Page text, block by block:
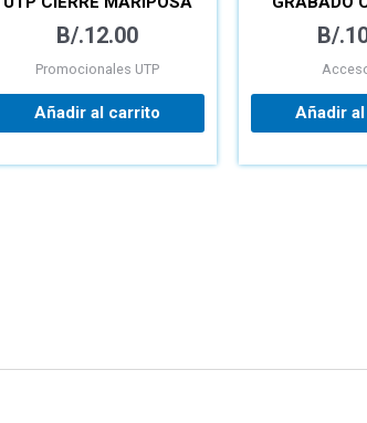
B/.12.00
Promocionales UTP
Añadir al carrito
B/.
Añadir